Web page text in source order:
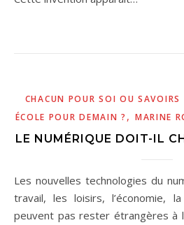
CHACUN POUR SOI OU
ÉCOLE POUR DEMAIN ? , MARINE
LE NUMÉRIQUE DOIT-IL
Les nouvelles technologies du numérique transforment le
travail, les loisirs, l’économie,
peuvent pas rester étrangères à